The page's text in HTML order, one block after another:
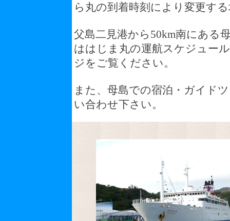
ら丸の到着時刻により変更す
父島二見港から50km南にある
ははじま丸の運航スケジュー
ジをご覧ください。
また、母島での宿泊・ガイド
い合わせ下さい。